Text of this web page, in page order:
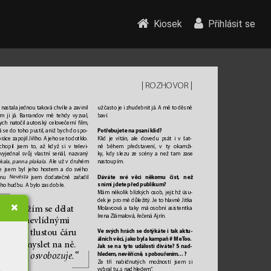
ROZHOVOR
nastala jednou taková chvíle a zavinil
ji já. Barrandov mě tehdy vyzval,
natočil autorský celovečerní film,
se do toho pustil, aniž bych do spo-
zapojil Jiřího. A jeho se to dotklo.
jsem to, až když si v televi-
svůj vlastní seriál, nazvaný
panna plakala. Ale už v druhém
jsem byl jeho hostem a do svého
Nevěsta jsem dodatečně zařadil
hudbu. A bylo zas dobře
už často je i zhudebnit já. A mě to děsně
baví.
Potřebujete na psaní klid?
Klid je vítán, ale dovedu psát i v šat-
ně během představení, v ty okamži-
ky, kdy slezu ze scény a než tam zase
nastoupím.
Dáváte své věci někomu číst, než
snimi jdete před publikum?
Mám několik blízkých osob, jejichž úsu-
dek je pro mě důležitý. Je to hlavně Jitka
Molavcová a taky má osobní asistentka
Irena Zlámalová, řečená Ajrín.
Ve svých hrách se dotýkáte i tak aktu-
álních věcí, jako byla kampaň # MeToo.
Jak se na tyto události díváte? S nad-
hledem, nevěřícně, s pobouřením…?
Ze tří nabídnutých možností jsem si
vybral tu „s nadhledem“.
„Snažím se dělat
za nevlídnými
věcmi tlustou čáru
anemyslet na ně.
o mě osvobozuje.“
Kiosek Přihlásit se